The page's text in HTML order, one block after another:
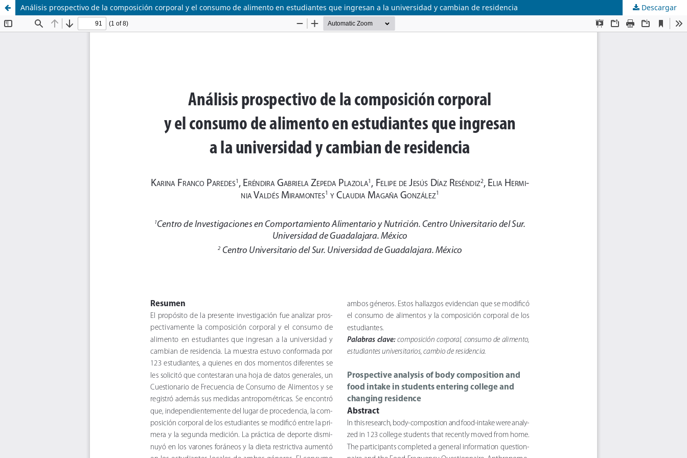
Análisis prospectivo de la composición corporal y el consumo de alimento en estudiantes que ingresan a la universidad y cambian de residencia Descargar